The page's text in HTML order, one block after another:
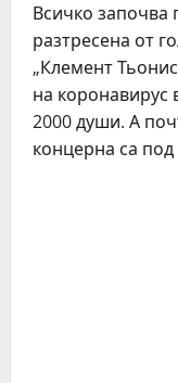
Всичко започва
разтресена от
„Клемент
на коронавирус
2000 души. А
концерна са